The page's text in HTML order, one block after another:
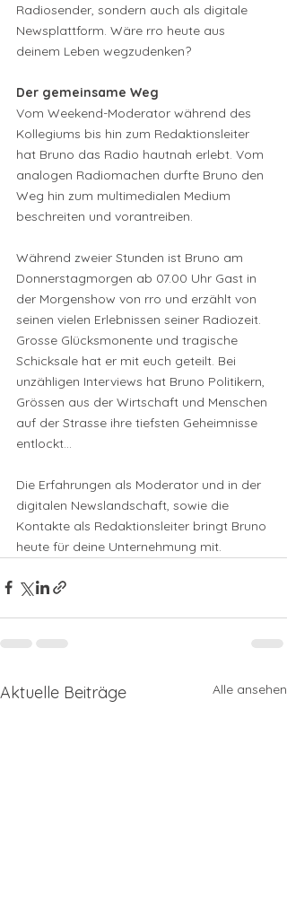
Radiosender, sondern auch als digitale
Newsplattform. Wäre rro heute aus
deinem Leben wegzudenken?
Der gemeinsame Weg
Vom Weekend-Moderator während des
Kollegiums bis hin zum Redaktionsleiter
hat Bruno das Radio hautnah erlebt. Vom
analogen Radiomachen durfte Bruno den
Weg hin zum multimedialen Medium
beschreiten und vorantreiben.
Während zweier Stunden ist Bruno am
Donnerstagmorgen ab 07.00 Uhr Gast in
der Morgenshow von rro und erzählt von
seinen vielen Erlebnissen seiner Radiozeit.
Grosse Glücksmonente und tragische
Schicksale hat er mit euch geteilt. Bei
unzähligen Interviews hat Bruno Politikern,
Grössen aus der Wirtschaft und Menschen
auf der Strasse ihre tiefsten Geheimnisse
entlockt...
Die Erfahrungen als Moderator und in der
digitalen Newslandschaft, sowie die
Kontakte als Redaktionsleiter bringt Bruno
heute für deine Unternehmung mit.
Aktuelle Beiträge Alle ansehen